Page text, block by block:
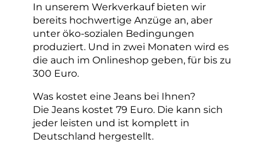
In unserem Werkverkauf bieten wir
bereits hochwertige Anzüge an, aber
unter öko-sozialen Bedingungen
produziert. Und in zwei Monaten wird es
die auch im Onlineshop geben, für bis zu
300 Euro.
Was kostet eine Jeans bei Ihnen?
Die Jeans kostet 79 Euro. Die kann sich
jeder leisten und ist komplett in
Deutschland hergestellt.